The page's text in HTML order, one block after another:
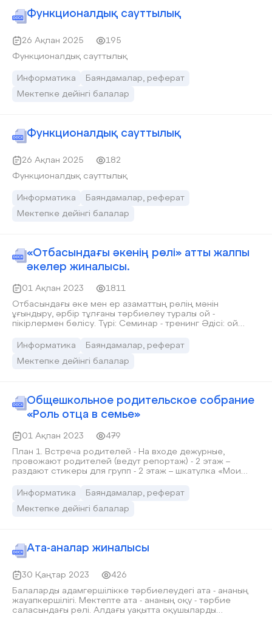
Функционалдық сауттылық
26 Ақпан 2025
195
Функционалдық сауттылық
Информатика
Баяндамалар, реферат
Мектепке дейінгі балалар
Функционалдық сауттылық
26 Ақпан 2025
182
Функционалдық сауттылық
Информатика
Баяндамалар, реферат
Мектепке дейінгі балалар
«Отбасындағы әкенің рөлі» атты жалпы
әкелер жиналысы.
01 Ақпан 2023
1811
Отбасындағы әке мен ер азаматтың рөлің мәнін
ұғындыру, әрбір тұлғаны тәрбиелеу туралы ой -
пікірлермен бөлісу. Түрі: Семинар - тренинг Әдісі: ой
Информатика
Баяндамалар, реферат
Мектепке дейінгі балалар
Общешкольное родительское собрание
«Роль отца в семье»
01 Ақпан 2023
479
План 1. Встреча родителей - На входе дежурные,
провожают родителей (ведут репортаж) - 2 этаж –
раздают стикеры для групп - 2 этаж – шкатулка «Мои
«Вечерний Ургант» Вступительное слово 3. Репортаж
Коучинг Вступительное слово (с сопровождением
(выступление групп) 7. Просмотр социального ролика
«Папы» 8. Рефлексия Репортаж с папами «Ожидания от
родительского собрания» 9. Заключение
Информатика
Баяндамалар, реферат
Мектепке дейінгі балалар
Ата-аналар жиналысы
30 Қаңтар 2023
426
Балаларды адамгершілікке тәрбиелеудегі ата - ананың
жауапкершілігі. Мектепте ата - ананың оқу - тәрбие
саласындағы рөлі. Алдағы уақытта оқушыларды